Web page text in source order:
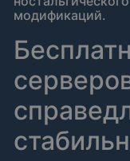
модификаций.